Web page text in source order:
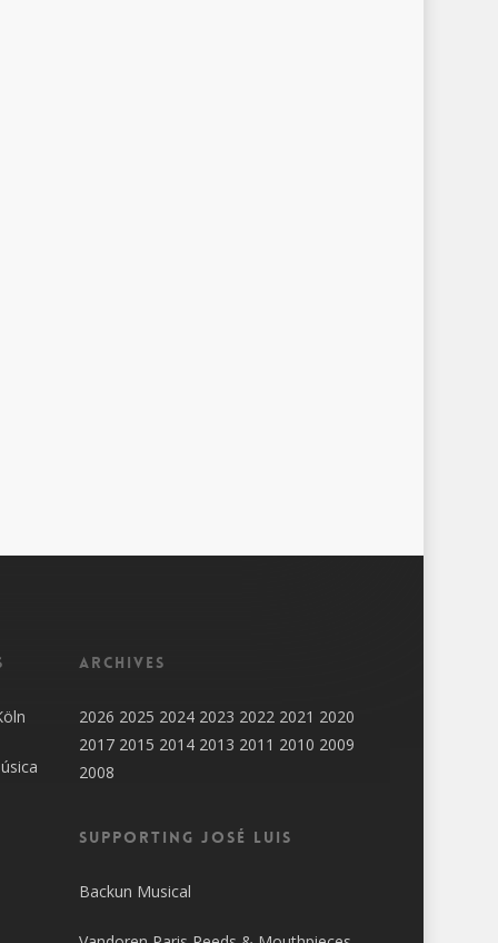
Archives
2026 2025 2024 2023 2022 2021 2020
2017 2015 2014 2013 2011 2010 2009
2008
SUPPORTING JOSÉ LUIS
Backun Musical